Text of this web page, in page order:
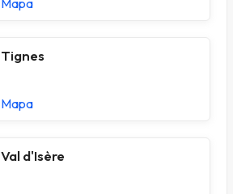
Mapa
Tignes
Mapa
Val d'Isère